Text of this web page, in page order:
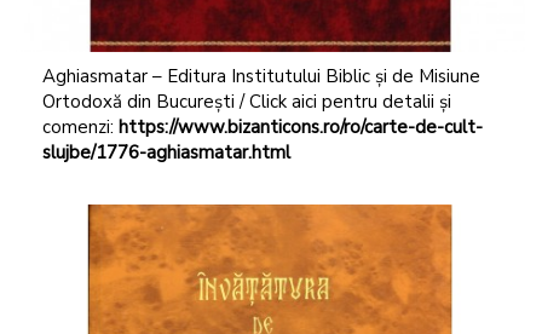
Aghiasmatar – Editura Institutului Biblic și de Misiune
Ortodoxă din București / Click aici pentru detalii și
comenzi: https://www.bizanticons.ro/ro/carte-de-cult-
slujbe/1776-aghiasmatar.html